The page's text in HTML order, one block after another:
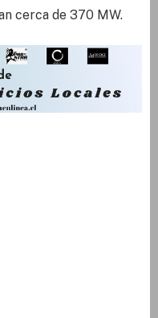
cerca de 370 MW.